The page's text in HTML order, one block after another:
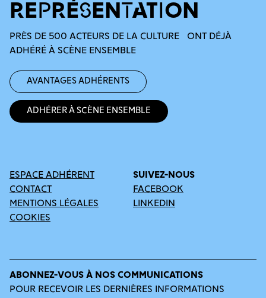
REPRÉSENTATION
PRÈS DE 500 ACTEURS DE LA CULTURE ONT DÉJÀ
ADHÉRÉ À SCÈNE ENSEMBLE
Avantages adhérents
Adhérer à Scène Ensemble
ESPACE ADHÉRENT
CONTACT
MENTIONS LÉGALES
COOKIES
SUIVEZ-NOUS
FACEBOOK
LINKEDIN
ABONNEZ-VOUS À NOS COMMUNICATIONS
POUR RECEVOIR LES DERNIÈRES INFORMATIONS